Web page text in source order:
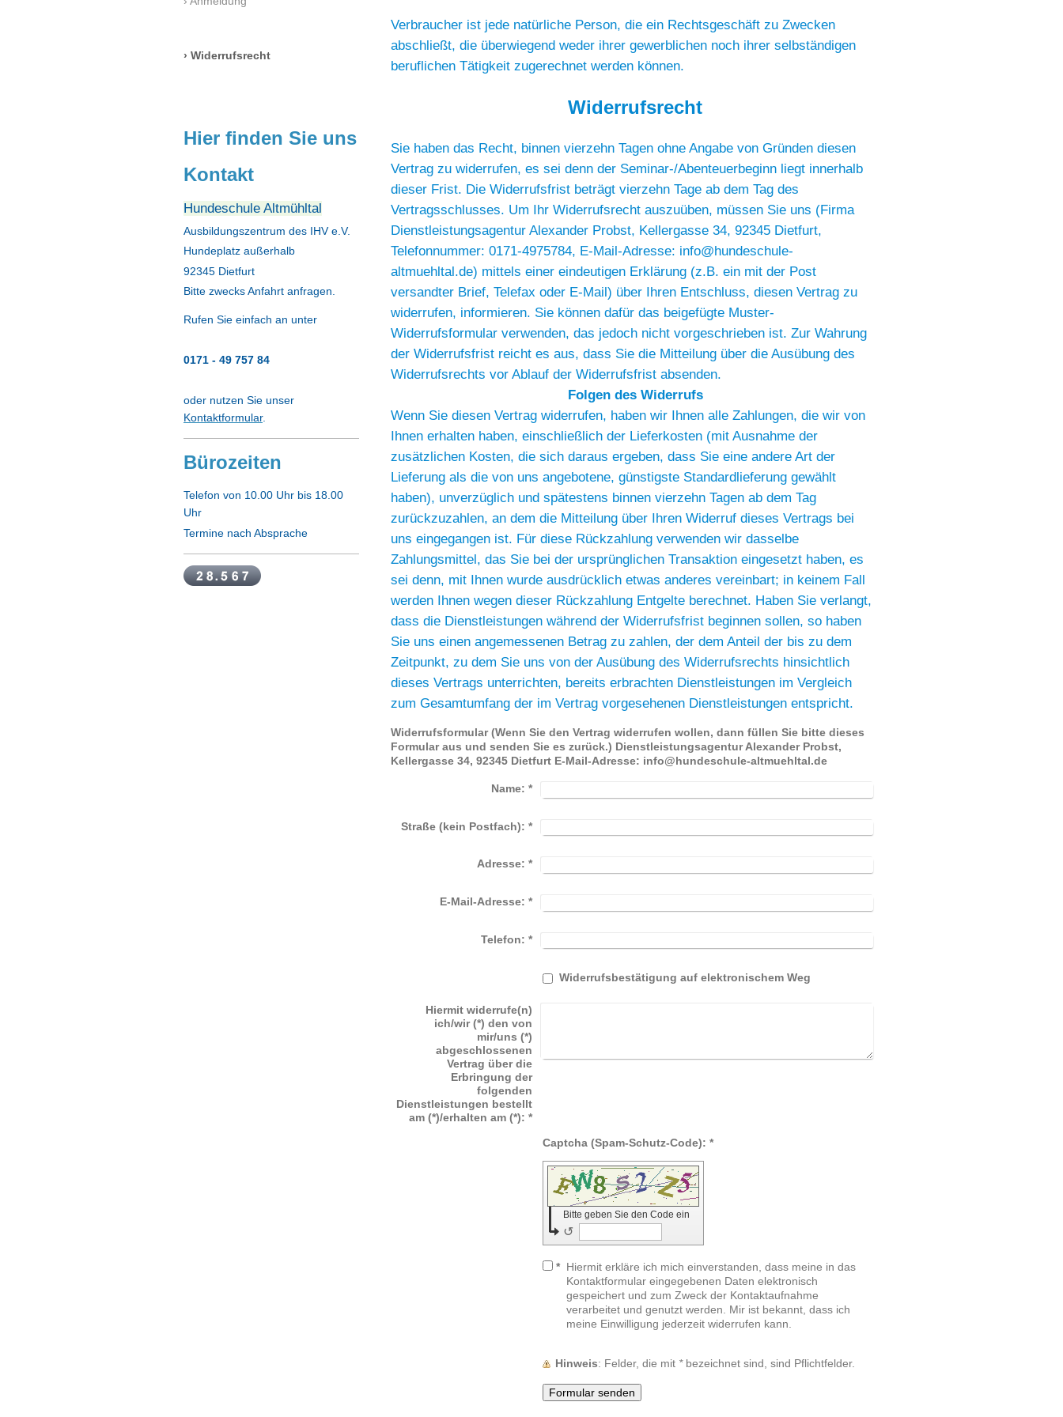
Verbraucher ist jede natürliche Person, die ein Rechtsgeschäft zu Zwecken
abschließt, die überwiegend weder ihrer gewerblichen noch ihrer selbständigen
beruflichen Tätigkeit zugerechnet werden können.
Widerrufsrecht
Sie haben das Recht, binnen vierzehn Tagen ohne Angabe von Gründen diesen
Vertrag zu widerrufen, es sei denn der Seminar-/Abenteuerbeginn liegt innerhalb
dieser Frist. Die Widerrufsfrist beträgt vierzehn Tage ab dem Tag des
Vertragsschlusses. Um Ihr Widerrufsrecht auszuüben, müssen Sie uns (Firma
Dienstleistungsagentur Alexander Probst, Kellergasse 34, 92345 Dietfurt,
Telefonnummer: 0171-4975784, E-Mail-Adresse: info@hundeschule-
altmuehltal.de) mittels einer eindeutigen Erklärung (z.B. ein mit der Post
versandter Brief, Telefax oder E-Mail) über Ihren Entschluss, diesen Vertrag zu
widerrufen, informieren. Sie können dafür das beigefügte Muster-
Widerrufsformular verwenden, das jedoch nicht vorgeschrieben ist. Zur Wahrung
der Widerrufsfrist reicht es aus, dass Sie die Mitteilung über die Ausübung des
Widerrufsrechts vor Ablauf der Widerrufsfrist absenden.
Folgen des Widerrufs
Wenn Sie diesen Vertrag widerrufen, haben wir Ihnen alle Zahlungen, die wir von
Ihnen erhalten haben, einschließlich der Lieferkosten (mit Ausnahme der
zusätzlichen Kosten, die sich daraus ergeben, dass Sie eine andere Art der
Lieferung als die von uns angebotene, günstigste Standardlieferung gewählt
haben), unverzüglich und spätestens binnen vierzehn Tagen ab dem Tag
zurückzuzahlen, an dem die Mitteilung über Ihren Widerruf dieses Vertrags bei
uns eingegangen ist. Für diese Rückzahlung verwenden wir dasselbe
Zahlungsmittel, das Sie bei der ursprünglichen Transaktion eingesetzt haben, es
sei denn, mit Ihnen wurde ausdrücklich etwas anderes vereinbart; in keinem Fall
werden Ihnen wegen dieser Rückzahlung Entgelte berechnet. Haben Sie verlangt,
dass die Dienstleistungen während der Widerrufsfrist beginnen sollen, so haben
Sie uns einen angemessenen Betrag zu zahlen, der dem Anteil der bis zu dem
Zeitpunkt, zu dem Sie uns von der Ausübung des Widerrufsrechts hinsichtlich
dieses Vertrags unterrichten, bereits erbrachten Dienstleistungen im Vergleich
zum Gesamtumfang der im Vertrag vorgesehenen Dienstleistungen entspricht.
Widerrufsformular (Wenn Sie den Vertrag widerrufen wollen, dann füllen Sie bitte dieses
Formular aus und senden Sie es zurück.) Dienstleistungsagentur Alexander Probst,
Kellergasse 34, 92345 Dietfurt E-Mail-Adresse: info@hundeschule-altmuehltal.de
Name: *
Straße (kein Postfach): *
Adresse: *
E-Mail-Adresse: *
Telefon: *
Widerrufsbestätigung auf elektronischem Weg
Hiermit widerrufe(n)
ich/wir (*) den von
mir/uns (*)
abgeschlossenen
Vertrag über die
Erbringung der
folgenden
Dienstleistungen bestellt
am (*)/erhalten am (*): *
Captcha (Spam-Schutz-Code): *
Bitte geben Sie den Code ein
↺
* Hiermit erkläre ich mich einverstanden, dass meine in das
Kontaktformular eingegebenen Daten elektronisch
gespeichert und zum Zweck der Kontaktaufnahme
verarbeitet und genutzt werden. Mir ist bekannt, dass ich
meine Einwilligung jederzeit widerrufen kann.
Hinweis : Felder, die mit *bezeichnet sind, sind Pflichtfelder.
Widerrufsrecht
Hier finden Sie uns
Kontakt
Hundeschule Altmühltal
Ausbildungszentrum des IHV e.V.
Hundeplatz außerhalb
92345 Dietfurt
Bitte zwecks Anfahrt anfragen.
Rufen Sie einfach an unter
0171 - 49 757 84
oder nutzen Sie unser
Kontaktformular.
Bürozeiten
Telefon von 10.00 Uhr bis 18.00
Uhr
Termine nach Absprache